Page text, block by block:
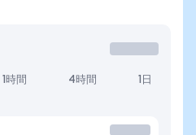
1時間 4時間 1日